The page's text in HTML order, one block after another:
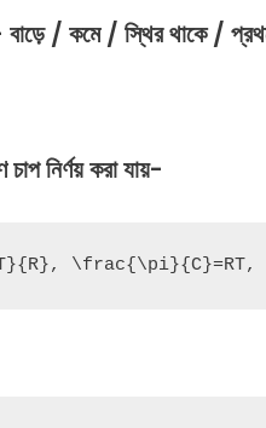
বাড়ে/ কমে/ স্থিরথাকে/
নির্ণয় করা যায়-